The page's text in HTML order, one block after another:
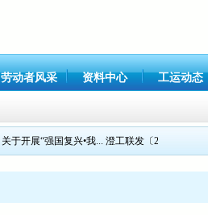
劳动者风采 资料中心 工运动态
关于开展“强国复兴•我... 澄工联发〔2021〕1号关...